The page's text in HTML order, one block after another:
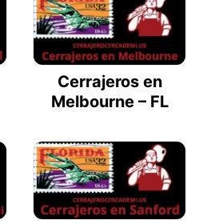
Cerrajeros en
Melbourne – FL